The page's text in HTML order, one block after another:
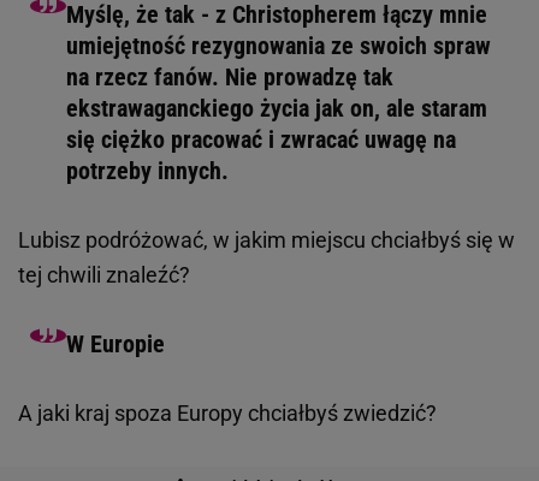
Myślę, że tak - z Christopherem łączy mnie
umiejętność rezygnowania ze swoich spraw
na rzecz fanów. Nie prowadzę tak
ekstrawaganckiego życia jak on, ale staram
się ciężko pracować i zwracać uwagę na
potrzeby innych.
Lubisz podróżować, w jakim miejscu chciałbyś się w
tej chwili znaleźć?
W Europie
A jaki kraj spoza Europy chciałbyś zwiedzić?